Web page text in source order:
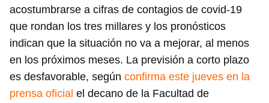
acostumbrarse a cifras de contagios de covid-19
que rondan los tres millares y los pronósticos
indican que la situación no va a mejorar, al menos
en los próximos meses. La previsión a corto plazo
es desfavorable, según confirma este jueves en la
prensa oficial el decano de la Facultad de